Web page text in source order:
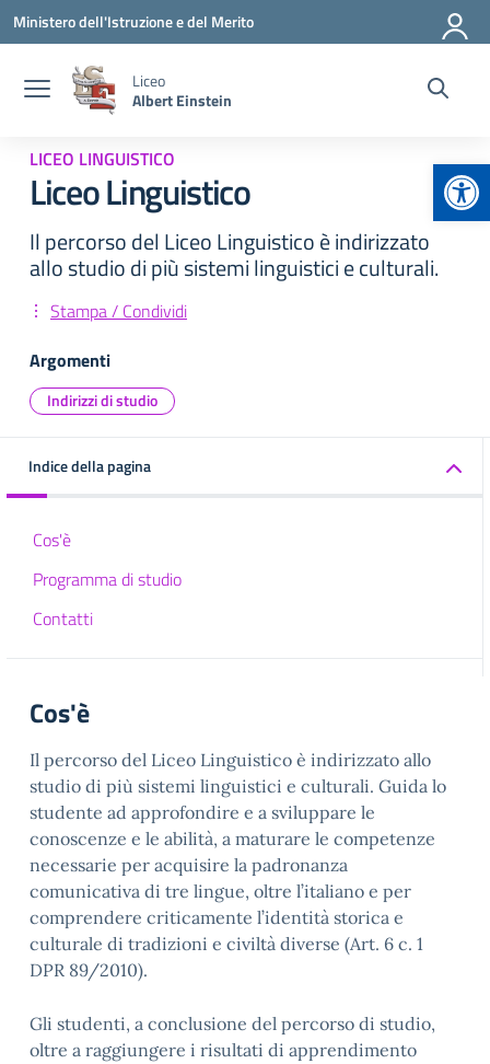
Vai ai contenuti
Vai al menu di navigazione
Vai al footer
Ministero dell'Istruzione e del Merito
Liceo
Albert Einstein
LICEO LINGUISTICO
Liceo Linguistico
Il percorso del Liceo Linguistico è indirizzato
allo studio di più sistemi linguistici e culturali.
Stampa / Condividi
Argomenti
Indirizzi di studio
Indice della pagina
Cos'è
Programma di studio
Contatti
Cos'è
Il percorso del Liceo Linguistico è indirizzato allo
studio di più sistemi linguistici e culturali. Guida lo
studente ad approfondire e a sviluppare le
conoscenze e le abilità, a maturare le competenze
necessarie per acquisire la padronanza
comunicativa di tre lingue, oltre l’italiano e per
comprendere criticamente l’identità storica e
culturale di tradizioni e civiltà diverse (Art. 6 c. 1
DPR 89/2010).
Gli studenti, a conclusione del percorso di studio,
oltre a raggiungere i risultati di apprendimento